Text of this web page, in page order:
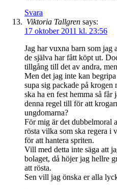
Svara
Viktoria Tallgren says:
17 oktober 2011 kl. 23:56
Jag har vuxna barn som
de själva har fått köpt ut.
tillgång till det av andra,
Men det jag inte kan
supa sig packade på
ska ha en fest hemma så
denna regel till för att
ungdomarna?
För mig är det dubbelmoral
rösta vilka som ska regera i
för att hantera spriten.
Vill med detta inte säga att
bolaget, då höjer jag hellre
att rösta.
Sen vill jag önska er alla